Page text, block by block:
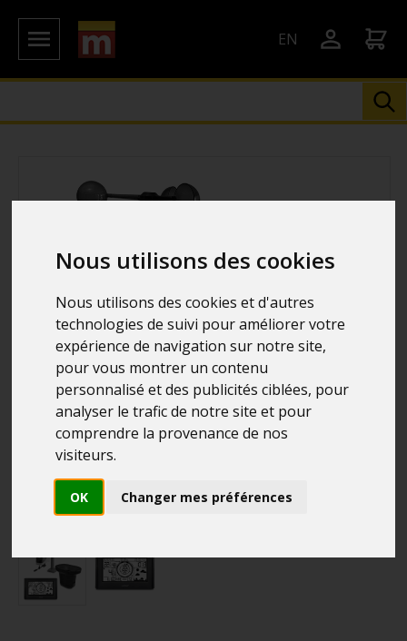
Nous utilisons des cookies
Nous utilisons des cookies et d'autres
technologies de suivi pour améliorer votre
expérience de navigation sur notre site,
pour vous montrer un contenu
personnalisé et des publicités ciblées, pour
analyser le trafic de notre site et pour
comprendre la provenance de nos
visiteurs.
OK Changer mes préférences
EN